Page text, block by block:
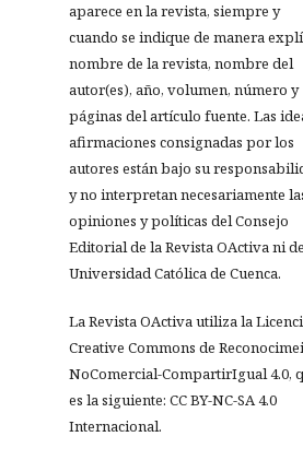
aparece en la revista, siempre y
cuando se indique de manera
nombre de la revista, nombre del
autor(es), año, volumen, número y
páginas del artículo fuente. Las
afirmaciones consignadas por los
autores están bajo su
y no interpretan necesariamente
opiniones y políticas del Consejo
Editorial de la Revista OActiva ni
Universidad Católica de Cuenca.
La Revista OActiva utiliza la
Creative Commons de
NoComercial-CompartirIgual 4.0,
es la siguiente: CC BY-NC-SA 4.0
Internacional.